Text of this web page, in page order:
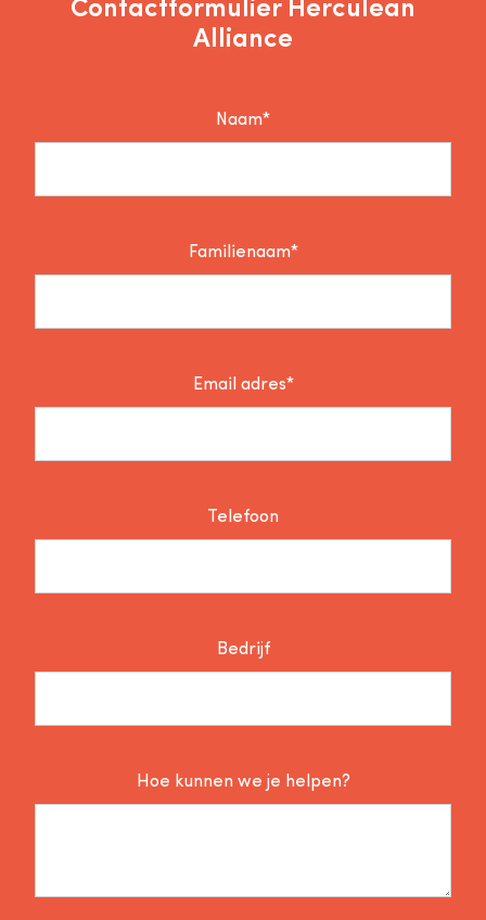
Contactformulier Herculean
Alliance
Naam*
Familienaam*
Email adres*
Telefoon
Bedrijf
Hoe kunnen we je helpen?